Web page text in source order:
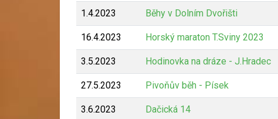
1.4.2023 Běhy v Dolním Dvořišti
16.4.2023 Horský maraton T.Sviny 2023
3.5.2023 Hodinovka na dráze - J.Hradec
27.5.2023 Pivoňův běh - Písek
3.6.2023 Dačická 14